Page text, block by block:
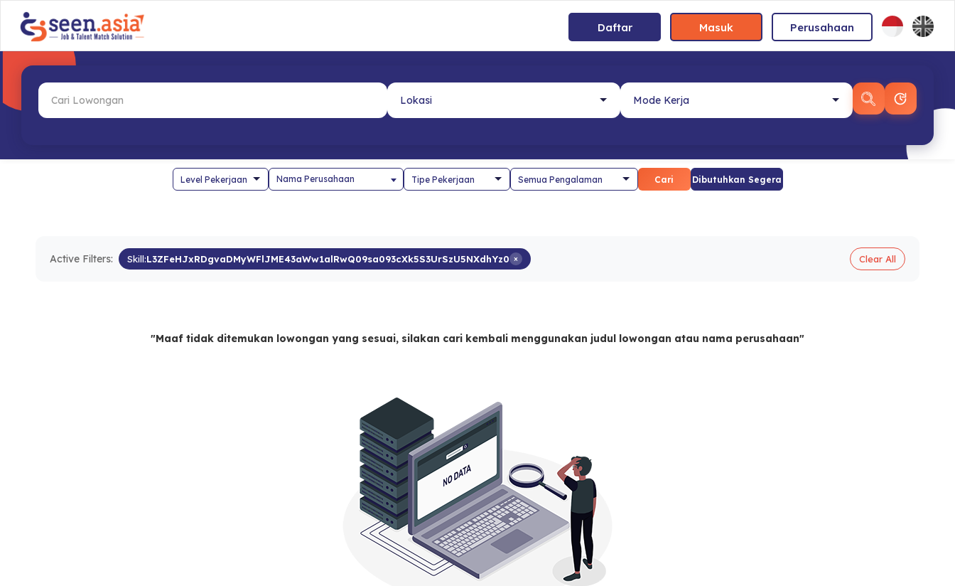
Daftar Masuk Perusahaan
Nama Perusahaan Cari Dibutuhkan Segera
Active Filters: Skill:L3ZFeHJxRDgvaDMyWFlJME43aWw1alRwQ09sa093cXk5S3UrSzU5NXdhYz0 × Clear All
"Maaf tidak ditemukan lowongan yang sesuai, silakan cari kembali menggunakan judul lowongan atau nama perusahaan"